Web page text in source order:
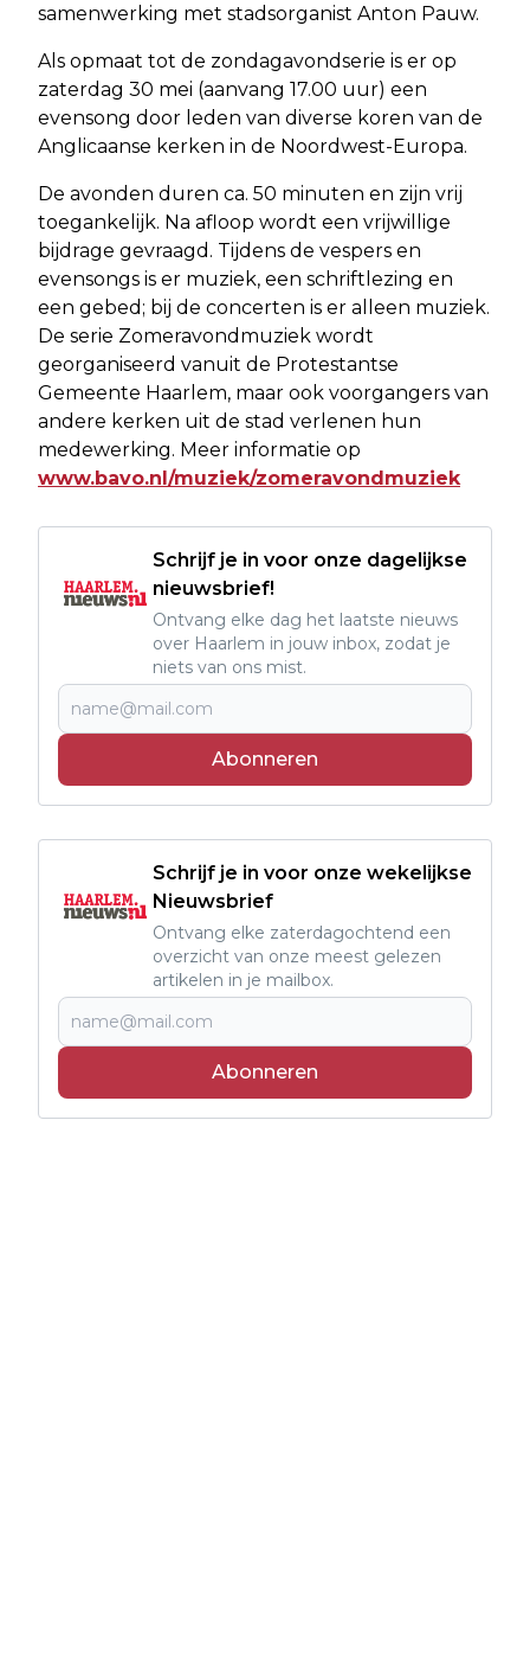
samenwerking met stadsorganist Anton Pauw.
Als opmaat tot de zondagavondserie is er op
zaterdag 30 mei (aanvang 17.00 uur) een
evensong door leden van diverse koren van de
Anglicaanse kerken in de Noordwest-Europa.
De avonden duren ca. 50 minuten en zijn vrij
toegankelijk. Na afloop wordt een vrijwillige
bijdrage gevraagd. Tijdens de vespers en
evensongs is er muziek, een schriftlezing en
een gebed; bij de concerten is er alleen muziek.
De serie Zomeravondmuziek wordt
georganiseerd vanuit de Protestantse
Gemeente Haarlem, maar ook voorgangers van
andere kerken uit de stad verlenen hun
medewerking. Meer informatie op
www.bavo.nl/muziek/zomeravondmuziek
Schrijf je in voor onze dagelijkse
nieuwsbrief!
Ontvang elke dag het laatste nieuws
over Haarlem in jouw inbox, zodat je
niets van ons mist.
Abonneren
Schrijf je in voor onze wekelijkse
Nieuwsbrief
Ontvang elke zaterdagochtend een
overzicht van onze meest gelezen
artikelen in je mailbox.
Abonneren